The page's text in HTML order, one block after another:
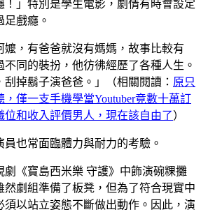
！」特別是學生電影，劇情有時會設定
戲癮。
嬤，有爸爸就沒有媽媽，故事比較有
不同的裝扮，他彷彿經歷了各種人生。
刮掉鬍子演爸爸。」（相關閱讀： 原只
僅一支手機學當Youtuber竟數十萬訂
位和收入評價男人，現在該自由了）
也常面臨體力與耐力的考驗。
劇《寶島西米樂 守護》中飾演碗粿攤
然劇組準備了板凳，但為了符合現實中
須以站立姿態不斷做出動作。因此，演